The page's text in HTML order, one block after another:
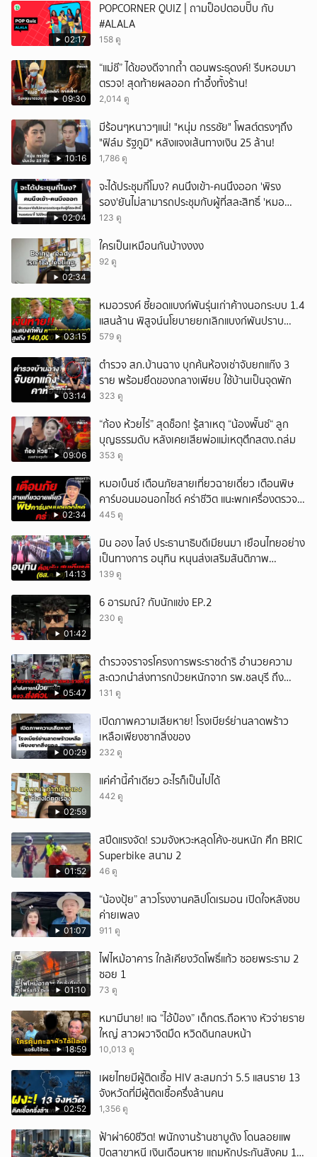
02:17
POPCORNER QUIZ | ถามป็อปตอบปั๊บ กับ
#ALALA
158 ดู
09:30
“แม่ชี” ได้ของดีจากถ้ำ ตอนพระธุดงค์! รีบหอบมา
ตรวจ! สุดท้ายผลออก ทำอึ้งทั้งร้าน!
2,014 ดู
10:16
มีร้อนๆหนาวๆแน่! "หนุ่ม กรรชัย" โพสต์ตรงๆถึง
"ฟิล์ม รัฐภูมิ" หลังแจงเส้นทางเงิน 25 ล้าน!
1,786 ดู
02:04
จะได้ประชุมกี่โมง? คนนึงเข้า-คนนึงออก 'พิรง
รอง'ยันไม่สามารถประชุมกับผู้ที่สละสิทธิ์ 'หมอ
สรณ'ชี้ ไม่มีใครสั่งให้ผมหยุดปฏิบัติหน้าที่
123 ดู
02:34
ใครเป็นเหมือนกันบ้างงงง
92 ดู
03:15
หมอวรงค์ ชี้ยอดแบงก์พันรุ่นเก่าค้างนอกระบบ 1.4
แสนล้าน พิสูจน์นโยบายยกเลิกแบงก์พันปราบ
ธุรกิจสีเทา
579 ดู
03:14
ตำรวจ สภ.บ้านฉาง บุกค้นห้องเช่าจับยกแก๊ง 3
ราย พร้อมยึดของกลางเพียบ ใช้บ้านเป็นจุดพัก
323 ดู
09:06
“ก้อง ห้วยไร่” สุดช็อก! รู้สาเหตุ “น้องพั๊นซ์“ ลูก
บุญธรรมดับ หลังเคยเสียพ่อแม่เหตุตึกสตง.ถล่ม
353 ดู
02:34
หมอเบ็นซ์ เตือนภัยสายเที่ยวฉายเดี่ยว เตือนพิษ
คาร์บอนมอนอกไซด์ คร่าชีวิต แนะพกเครื่องตรวจ
วัดติดตัว
445 ดู
14:13
มิน ออง ไลง์ ประธานาธิบดีเมียนมา เยือนไทยอย่าง
เป็นทางการ อนุทิน หนุนส่งเสริมสันติภาพ
เสถียรภาพชายแดน
139 ดู
01:42
6 อารมณ์? กับนักแข่ง EP.2
230 ดู
05:47
ตำรวจจราจรโครงการพระราชดำริ อำนวยความ
สะดวกนำส่งทารกป่วยหนักจาก รพ.ชลบุรี ถึง
รพ.ศิริราช
131 ดู
00:29
เปิดภาพความเสียหาย! โรงเบียร์ย่านลาดพร้าว
เหลือเพียงซากสิ่งของ
232 ดู
02:59
แค่คำนี้คำเดียว อะไรก็เป็นไปได้
442 ดู
01:52
สปีดแรงจัด! รวมจังหวะหลุดโค้ง-ชนหนัก ศึก BRIC
Superbike สนาม 2
46 ดู
01:07
“น้องปุ้ย” สาวโรงงานคลิปโดเรมอน เปิดใจหลังซบ
ค่ายเพลง
911 ดู
01:10
ไฟไหม้อาคาร ใกล้เคียงวัดโพธิ์แก้ว ซอยพระราม 2
ซอย 1
73 ดู
18:59
หมามีนาย! แฉ “ไอ้ป๋อง” เด็กตร.ถือหาง หัวจ่ายราย
ใหญ่ สาวผวาจิตมืด หวิดดินกลบหน้า
10,013 ดู
02:52
เผยไทยมีผู้ติดเชื้อ HIV สะสมกว่า 5.5 แสนราย 13
จังหวัดที่มีผู้ติดเชื้อครึ่งล้านคน
1,356 ดู
ฟ้าผ่า60ชีวิต! พนักงานร้านชาบูดัง โดนลอยแพ
ปิดสาขาหนี เงินเดือนหาย แถมหักประกันสังคม 11